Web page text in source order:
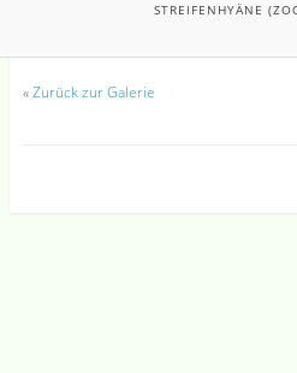
STREIFENHYÄNE
«Zurück zur Galerie